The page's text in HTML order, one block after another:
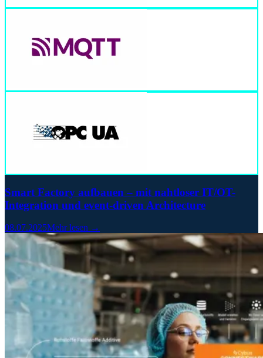
Smart Factory aufbauen – mit nahtloser IT/OT-
Integration und event-driven Architecture
08.07.2025Mehr lesen →